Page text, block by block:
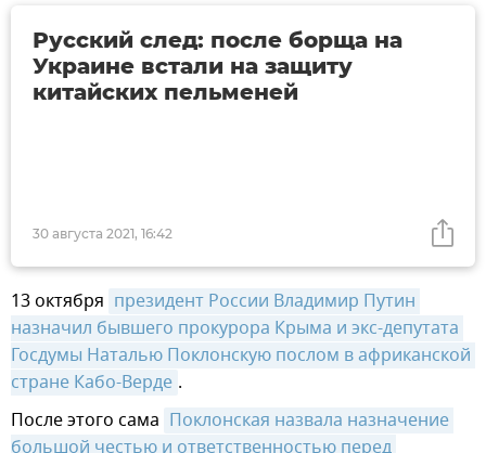
30 августа 2021, 16:42
Русский след: после борща на
Украине встали на защиту
китайских пельменей
13 октября президент России Владимир Путин
назначил бывшего прокурора Крыма и экс-депутата
Госдумы Наталью Поклонскую послом в африканской
стране Кабо-Верде .
После этого сама Поклонская назвала назначение
большой честью и ответственностью перед